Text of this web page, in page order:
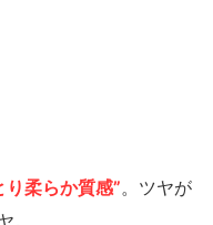
り柔らか質感”。ツヤが
。